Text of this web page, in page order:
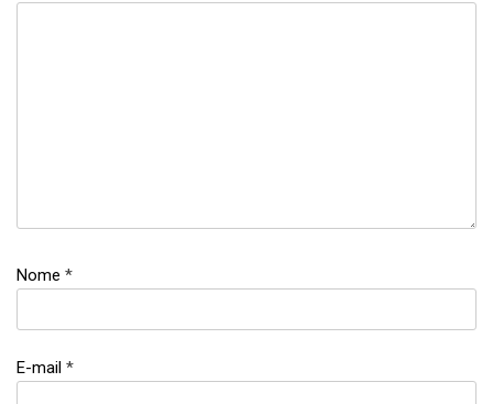
Nome *
E-mail *